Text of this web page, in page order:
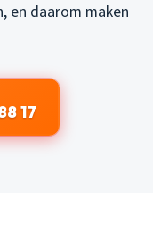
en daarom maken
17